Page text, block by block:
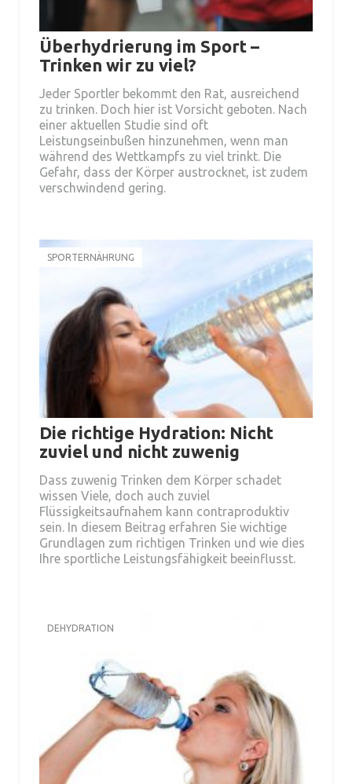
Überhydrierung im Sport –
Trinken wir zu viel?
Jeder Sportler bekommt den Rat, ausreichend
zu trinken. Doch hier ist Vorsicht geboten. Nach
einer aktuellen Studie sind oft
Leistungseinbußen hinzunehmen, wenn man
während des Wettkampfs zu viel trinkt. Die
Gefahr, dass der Körper austrocknet, ist zudem
verschwindend gering.
SPORTERNÄHRUNG
Die richtige Hydration: Nicht
zuviel und nicht zuwenig
Dass zuwenig Trinken dem Körper schadet
wissen Viele, doch auch zuviel
Flüssigkeitsaufnahem kann contraproduktiv
sein. In diesem Beitrag erfahren Sie wichtige
Grundlagen zum richtigen Trinken und wie dies
Ihre sportliche Leistungsfähigkeit beeinflusst.
DEHYDRATION